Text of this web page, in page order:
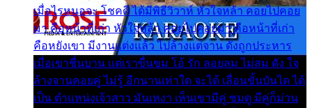
เมื่อไรหนอจะ โชคดี ได้มีพิธีวิวาห์ หัวใจหล้า คอยไปคอย
มา คือหน้าที่เก่า หัวใจหล้า คอยไปคอยมา คือหน้าที่เก่า
คือหยังเขา มีงานแต่งแล้ว ไปล้างแต่จาน ดั่งถูกประหาร
เมื่อเขาชื่นบาน แต่เราขื่นขม โอ้ รัก ลอยลม ไม่สม ดัง ใจ
ล้างจานคอยคู่ ไม่รู้ อีกนานเท่าใด จะได้ เลื่อนขั้นบันได ได้
เป็น ตำแหน่งเจ้าสาว มันเหงา เห็นเขามีคู่ ซมดู มีคู่ก็ม่วน